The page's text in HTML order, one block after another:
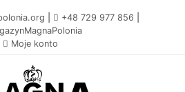
+48 729 977 856
Moje konto